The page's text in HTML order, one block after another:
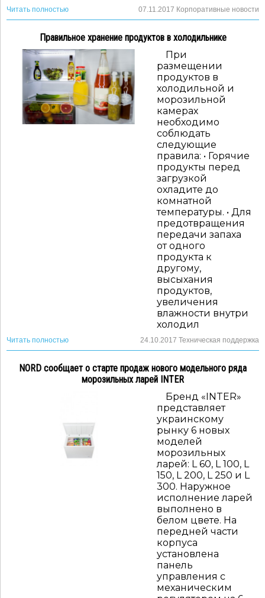
Читать полностью 07.11.2017 Корпоративные новости
Правильное хранение продуктов в холодильнике
При
размещении
продуктов в
холодильной и
морозильной
камерах
необходимо
соблюдать
следующие
правила: • Горячие
продукты перед
загрузкой
охладите до
комнатной
температуры. • Для
предотвращения
передачи запаха
от одного
продукта к
другому,
высыхания
продуктов,
увеличения
влажности внутри
холодил
Читать полностью 24.10.2017 Техническая поддержка
NORD сообщает о старте продаж нового модельного ряда
морозильных ларей INTER
Бренд «INTER»
представляет
украинскому
рынку 6 новых
моделей
морозильных
ларей: L 60, L 100, L
150, L 200, L 250 и L
300. Наружное
исполнение ларей
выполнено в
белом цвете. На
передней части
корпуса
установлена
панель
управления с
механическим